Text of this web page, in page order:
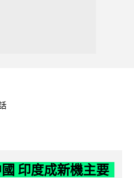
印度成新機主要